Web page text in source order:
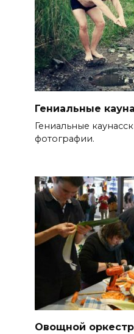
Гениальные
Гениальные
фотографии.
Овощной оркестр